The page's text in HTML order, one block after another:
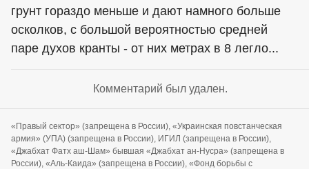
грунт гораздо меньше и дают намного больше
осколков, с большой вероятностью средней
паре духов кранты - от них метрах в 8 легло...
Комментарий был удален.
«Правый сектор» (запрещена в России), «Украинская повстанческая
армия» (УПА) (запрещена в России), ИГИЛ (запрещена в России),
«Джабхат Фатх аш-Шам» бывшая «Джабхат ан-Нусра» (запрещена в
России), «Аль-Каида» (запрещена в России), «Фонд борьбы с